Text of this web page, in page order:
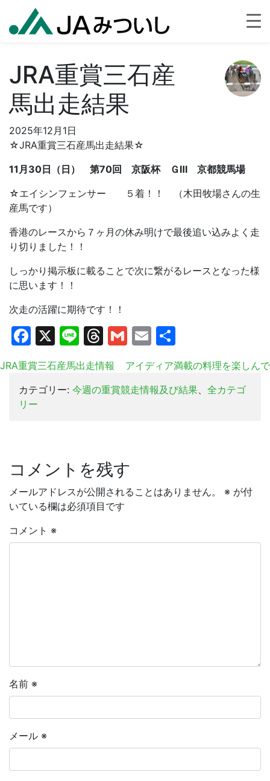
JRA重賞三石産
馬出走結果
2025年12月1日
☆JRA重賞三石産馬出走結果☆
11月30日（日） 第70回 京阪杯 ＧⅢ 京都競馬場
☆エイシンフェンサー ５着！！ （木田牧場さんの生
産馬です）
香港のレースから７ヶ月の休み明けで最後追い込みよく走
り切りました！！
しっかり掲示板に載ることで次に繋がるレースとなった様
に思います！！
次走の活躍に期待です！！
Facebook
X LineThreads
Gmail
Email
有
JRA重賞三石産馬出走情報
アイディア満載の料理を楽しんで
カテゴリー: 今週の重賞競走情報及び結果、 全カテゴ
リー
コメントを残す
メールアドレスが公開されることはありません。 ※ が付
いている欄は必須項目です
コメント ※
名前 ※
メール ※